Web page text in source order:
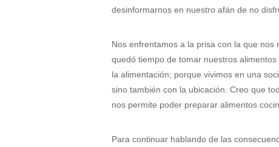
desinformarnos en nuestro afán de no
Nos enfrentamos a la prisa con la que
quedó tiempo de tomar nuestros
la alimentación; porque vivimos en una
sino también con la ubicación. Creo que
nos permite poder preparar alimentos
Para continuar hablando de las